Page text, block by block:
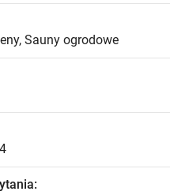
Sauny ogrodowe